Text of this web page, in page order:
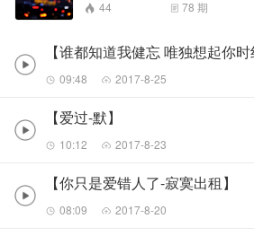
44 78 期
09:48 2017-8-25
【爱过-默】
10:12 2017-8-23
【你只是爱错人了-寂寞出租】
08:09 2017-8-20